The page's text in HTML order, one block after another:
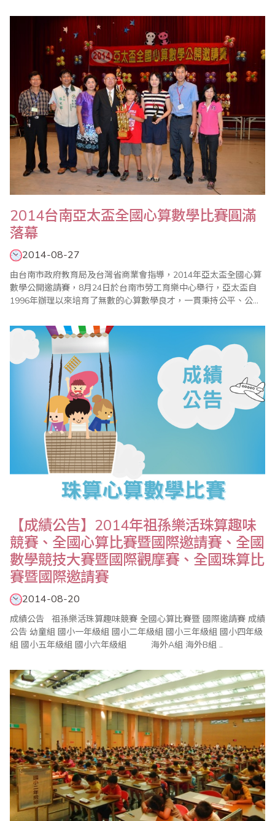
委員葉宗義率團一行23人與會，並於9月16日下午在山西省財政稅
務專科學校與中珠協張弘力會長、蘇金秀副會長、王妍玲秘書長、
山西省珠算心算協會張五勝會長、趙麗生副會長..
2014台南亞太盃全國心算數學比賽圓滿
落幕
2014-08-27
由台南市政府教育局及台灣省商業會指導，2014年亞太盃全國心算
數學公開邀請賽，8月24日於台南市勞工育樂中心舉行，亞太盃自
1996年辦理以來培育了無數的心算數學良才，一貫秉持公平、公
分收穫」，「要怎麼收穫，先要哪麼栽!!」的學習道理。整個比賽依
據大會程序表進行，在全體工作人員努力下圓滿成功。 今年亞太盃
比賽總計邀請北、中、南計六百餘選..
【成績公告】2014年祖孫樂活珠算趣味
競賽、全國心算比賽暨國際邀請賽、全國
數學競技大賽暨國際觀摩賽、全國珠算比
賽暨國際邀請賽
2014-08-20
成績公告 祖孫樂活珠算趣味競賽 全國心算比賽暨 國際邀請賽 成績
公告 幼童組 國小一年級組 國小二年級組 國小三年級組 國小四年級
組 國小五年級組 國小六年級組 海外A組 海外B組 ..